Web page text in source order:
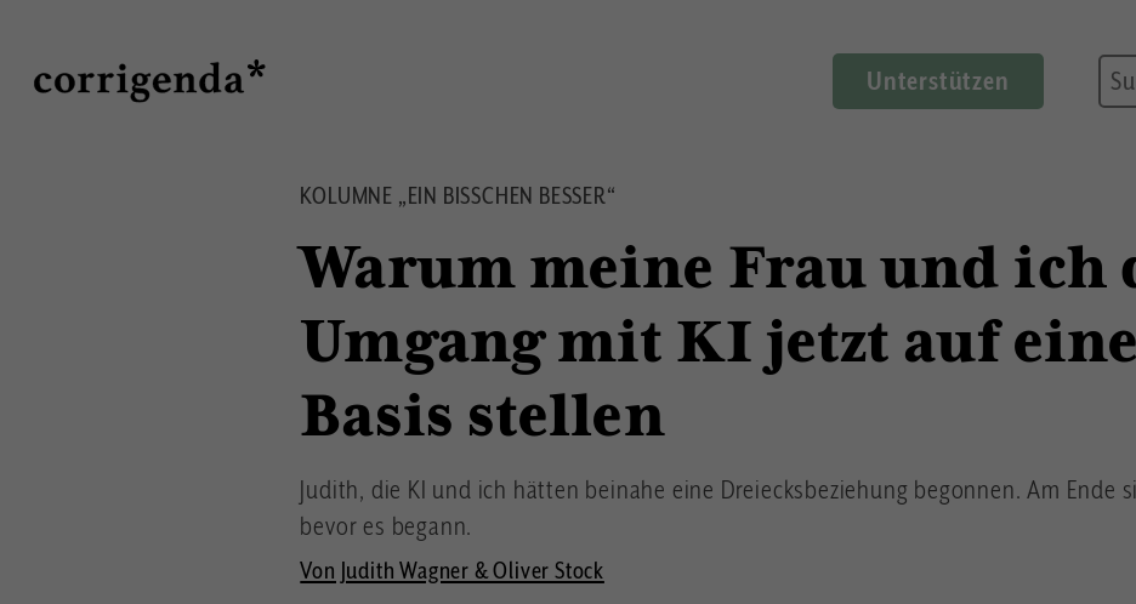
Inhalt
Unterstützen
KOLUMNE „EIN BISSCHEN BESSER“
Warum meine Frau und ich
Umgang mit KI jetzt auf
Basis stellen
Judith, die KI und ich hätten beinahe eine Dreiecksbeziehung begonnen. Am Ende
bevor es begann.
Von Judith Wagner & Oliver Stock